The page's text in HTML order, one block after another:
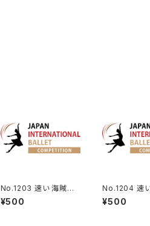
No.1203 速い 海賊より
ランケデムのVa.
¥500
No.1204 速い
パ・クラシック
a.
¥500